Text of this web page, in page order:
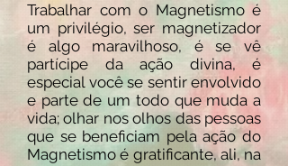
Trabalhar com o Magnetismo é
um privilégio, ser magnetizador
é algo maravilhoso, é se vê
partícipe da ação divina, é
especial você se sentir envolvido
e parte de um todo que muda a
vida; olhar nos olhos das pessoas
que se beneficiam pela ação do
Magnetismo é gratificante, ali, na